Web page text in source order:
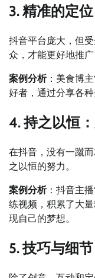
3. 精准的定
抖音平台庞大，但
众，才能更好地推广
案例分析：美食博
好者，通过分享各
4. 持之以恒
在抖音，没有一蹴
之以恒的努力。
案例分析：抖音主
练视频，积累了大
现自己的梦想。
5. 技巧与细